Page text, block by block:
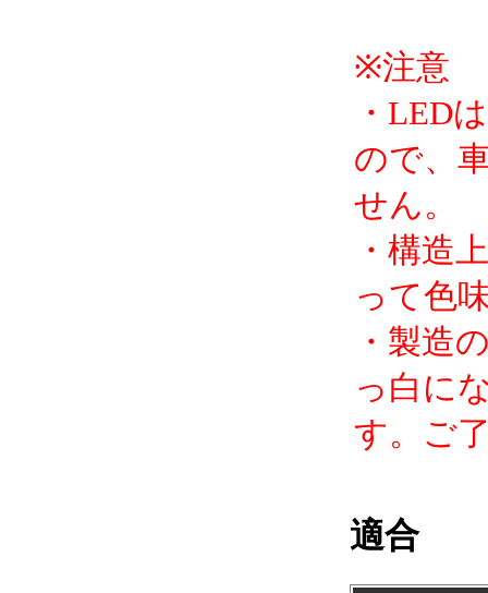
※注意
・LED
ので、
せん。
・構造
って色
・製造
っ白に
す。ご
適合